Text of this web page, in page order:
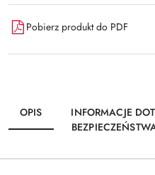
Pobierz produkt do PDF
OPIS
INFORMACJE